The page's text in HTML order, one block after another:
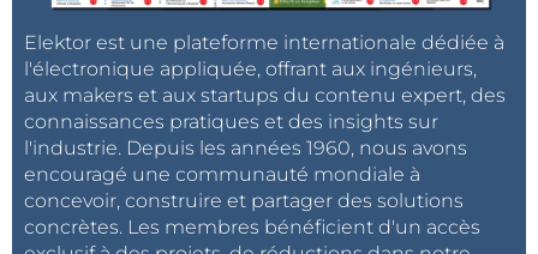
assuré par la communauté open source. Puis vint
en 2012 le premier ordinateur monocarte, le
Raspberry Pi. À l’instar de la Beagleboard, il s’agissait
au départ de proposer une plateforme éducative bon
marché que les étudiants pourraient utiliser pour
apprendre à coder. Mais l’attrait pour le Raspberry Pi a
largement dépassé le cercle de l’enseignement et il a
Elektor est une plateforme internationale dédiée à
l'électronique appliquée, offrant aux ingénieurs,
aux makers et aux startups du contenu expert, des
connaissances pratiques et des insights sur
l'industrie. Depuis les années 1960, nous avons
encouragé une communauté mondiale à
concevoir, construire et partager des solutions
concrètes. Les membres bénéficient d'un accès